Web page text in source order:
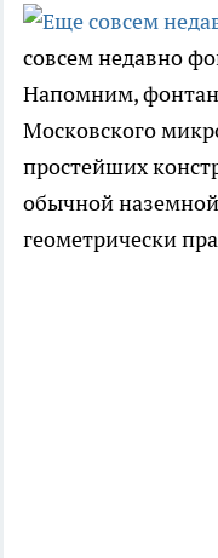
совсем недавно
Напомним,
Московского
простейших
обычной
геометрически